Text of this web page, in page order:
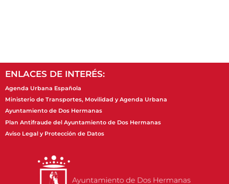
ENLACES DE INTERÉS:
Agenda Urbana Española
Ministerio de Transportes, Movilidad y Agenda Urbana
Ayuntamiento de Dos Hermanas
Plan Antifraude del Ayuntamiento de Dos Hermanas
Aviso Legal y Protección de Datos